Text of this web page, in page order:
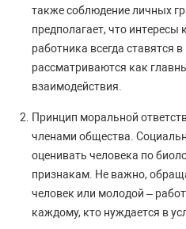
также соблюдение личных
предполагает, что интересы
работника всегда ставятся
рассматриваются как
взаимодействия.
Принцип моральной
членами общества.
оценивать человека по
признакам. Не важно,
человек или молодой –
каждому, кто нуждается в